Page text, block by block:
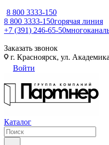
8 800 3333-150
8 800 3333-150горячая линия
+7 (391) 246-65-50
Заказать звонок
г. Красноярск, ул.
Войти
Каталог